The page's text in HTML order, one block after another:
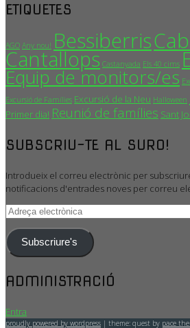
ETIQUETES
AGO Any nou! Bessiberris
Cantallops Castanyada Els 40 cims
Equip de monitors/es
Excursió de Famílies Excursió de la Neu Halloween
Primer dia! Reunió de famílies Sant
SUBSCRIU-TE AL SURO!
Introdueix el correu electrònic per
notificacions d'entrades noves per correu
Adreça
Subscriure's
ADMINISTRACIÓ
Entra
proudly powered by wordpress | theme: quest by pace